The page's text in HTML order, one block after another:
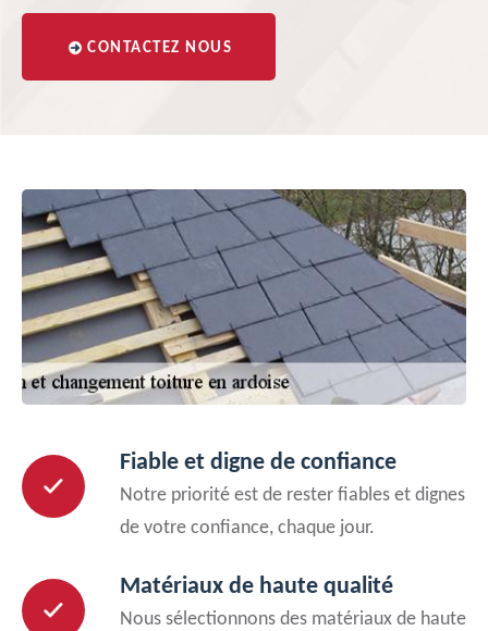
CONTACTEZ NOUS
Fiable et digne de confiance
Notre priorité est de rester fiables et dignes
de votre confiance, chaque jour.
Matériaux de haute qualité
Nous sélectionnons des matériaux de haute